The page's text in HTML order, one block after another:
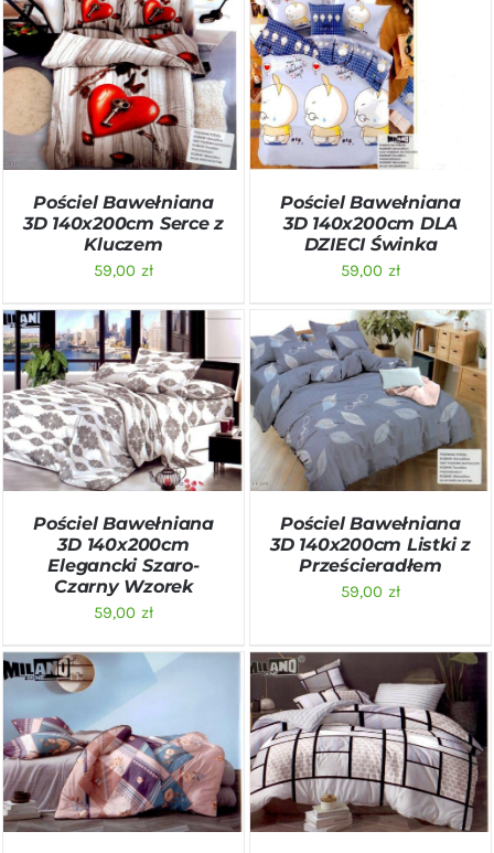
DODAJ DO KOSZYKA
/
SZCZEGÓŁY
Pościel Bawełniana
3D 140x200cm Serce z
Kluczem
59,00 zł
DODAJ DO KOSZYKA
SZCZEGÓŁY
Pościel Bawełniana
3D 140x200cm DLA
DZIECI Świnka
59,00 zł
DODAJ DO KOSZYKA
/
SZCZEGÓŁY
Pościel Bawełniana
3D 140x200cm
Elegancki Szaro-
Czarny Wzorek
59,00 zł
DODAJ DO KOSZYKA
/
SZCZEGÓŁY
Pościel Bawełniana
3D 140x200cm Listki z
Prześcieradłem
59,00 zł
DODAJ DO KOSZYKA
/
SZCZEGÓŁY
DODAJ DO KOSZYKA
/
SZCZEGÓŁY